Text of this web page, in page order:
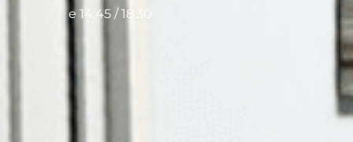
e 14:45 / 18:30